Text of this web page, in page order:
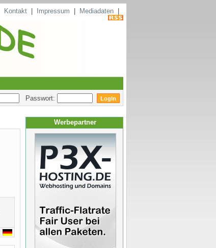
Kontakt Impressum Mediadaten
Passwort:
Werbepartner